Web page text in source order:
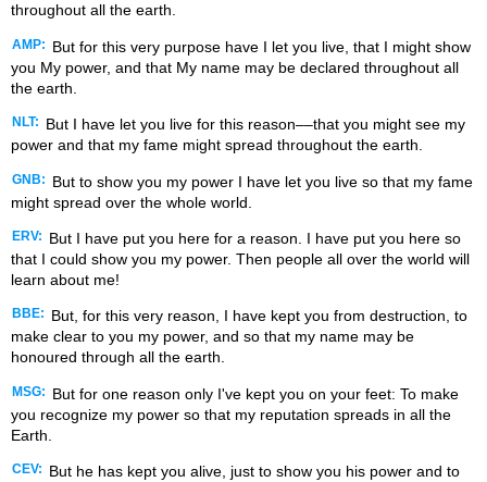
throughout all the earth.
AMP:
But for this very purpose have I let you live, that I might show
you My power, and that My name may be declared throughout all
the earth.
NLT:
But I have let you live for this reason––that you might see my
power and that my fame might spread throughout the earth.
GNB:
But to show you my power I have let you live so that my fame
might spread over the whole world.
ERV:
But I have put you here for a reason. I have put you here so
that I could show you my power. Then people all over the world will
learn about me!
BBE:
But, for this very reason, I have kept you from destruction, to
make clear to you my power, and so that my name may be
honoured through all the earth.
MSG:
But for one reason only I've kept you on your feet: To make
you recognize my power so that my reputation spreads in all the
Earth.
CEV:
But he has kept you alive, just to show you his power and to